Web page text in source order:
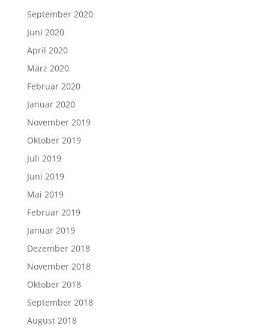
September 2020
Juni 2020
April 2020
März 2020
Februar 2020
Januar 2020
November 2019
Oktober 2019
Juli 2019
Juni 2019
Mai 2019
Februar 2019
Januar 2019
Dezember 2018
November 2018
Oktober 2018
September 2018
August 2018